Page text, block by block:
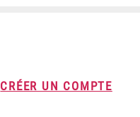
CRÉER UN COMPTE